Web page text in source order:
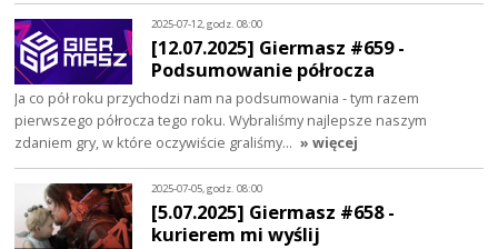
2025-07-12, godz. 08:00
[12.07.2025] Giermasz #659 -
Podsumowanie półrocza
Ja co pół roku przychodzi nam na podsumowania - tym razem
pierwszego półrocza tego roku. Wybraliśmy najlepsze naszym
zdaniem gry, w które oczywiście graliśmy… » więcej
2025-07-05, godz. 08:00
[5.07.2025] Giermasz #658 -
kurierem mi wyślij